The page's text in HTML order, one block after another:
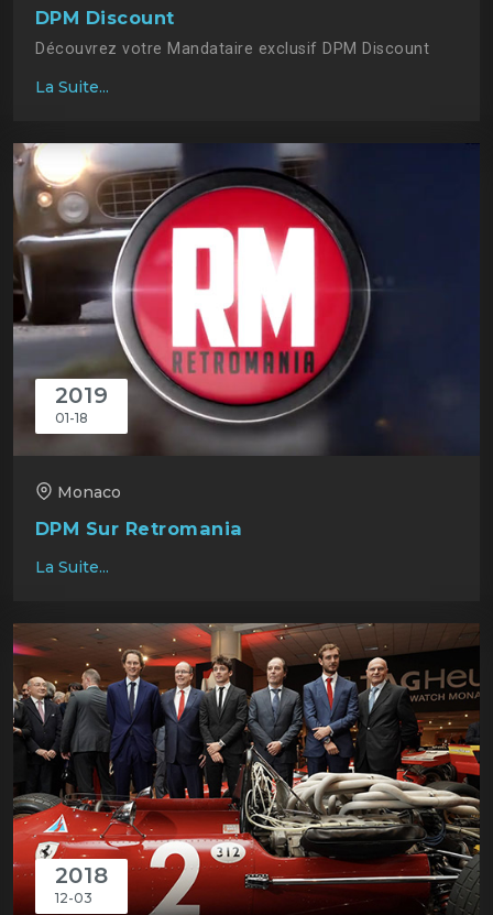
DPM Discount
Découvrez votre Mandataire exclusif DPM Discount
La Suite...
2019
01-18
Monaco
DPM Sur Retromania
La Suite...
2018
12-03